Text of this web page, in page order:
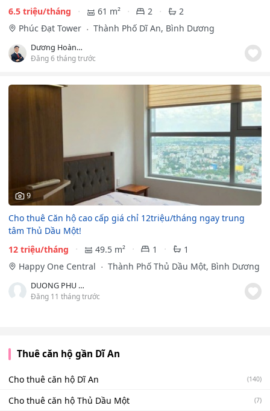
6.5 triệu/tháng
61 m² 2
2
Phúc Đạt Tower
Thành Phố Dĩ An, Bình Dương
Dương Hoàng Tiến
Đăng 6 tháng trước
9
Cho thuê Căn hộ cao cấp giá chỉ 12triệu/tháng ngay trung
tâm Thủ Dầu Một!
12 triệu/tháng
49.5 m² 1
1
Happy One Central
Thành Phố Thủ Dầu Một, Bình Dương
DUONG PHU THINH
Đăng 11 tháng trước
Thuê căn hộ gần Dĩ An
Cho thuê căn hộ Dĩ An (140)
Cho thuê căn hộ Thủ Dầu Một (7)